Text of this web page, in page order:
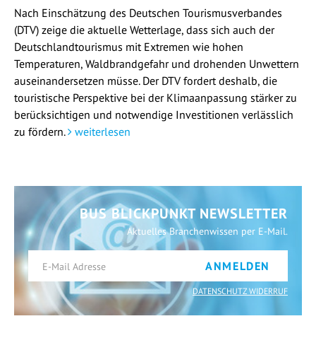
Nach Einschätzung des Deutschen Tourismusverbandes
(DTV) zeige die aktuelle Wetterlage, dass sich auch der
Deutschlandtourismus mit Extremen wie hohen
Temperaturen, Waldbrandgefahr und drohenden Unwettern
auseinandersetzen müsse. Der DTV fordert deshalb, die
touristische Perspektive bei der Klimaanpassung stärker zu
berücksichtigen und notwendige Investitionen verlässlich
zu fördern.
weiterlesen
BUS BLICKPUNKT NEWSLETTER
Aktuelles Branchenwissen per E-Mail.
ANMELDEN
DATENSCHUTZ WIDERRUF